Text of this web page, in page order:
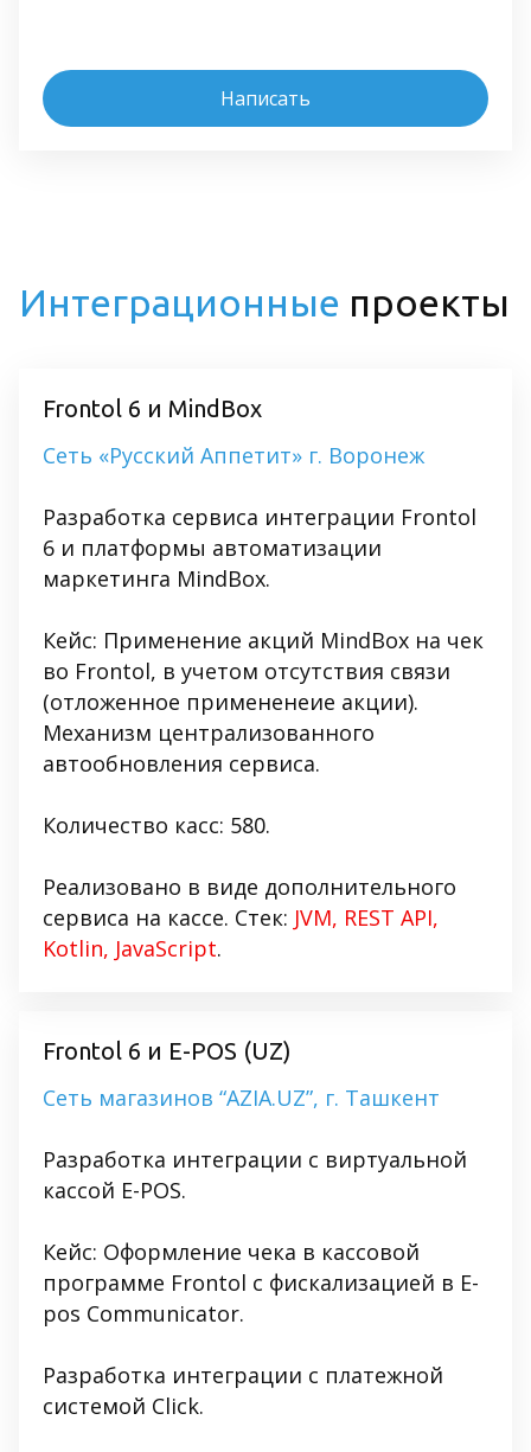
Написать
Интеграционные проекты
Frontol 6 и MindBox
Сеть «Русский Аппетит» г. Воронеж
Разработка сервиса интеграции Frontol
6 и платформы автоматизации
маркетинга MindBox.
Кейс: Применение акций MindBox на чек
во Frontol, в учетом отсутствия связи
(отложенное примененеие акции).
Механизм централизованного
автообновления сервиса.
Количество касс: 580.
Реализовано в виде дополнительного
сервиса на кассе. Стек: JVM, REST API,
Kotlin, JavaScript.
Frontol 6 и E-POS (UZ)
Сеть магазинов “AZIA.UZ”, г. Ташкент
Разработка интеграции с виртуальной
кассой E-POS.
Кейс: Оформление чека в кассовой
программе Frontol с фискализацией в E-
pos Communicator.
Разработка интеграции с платежной
системой Click.